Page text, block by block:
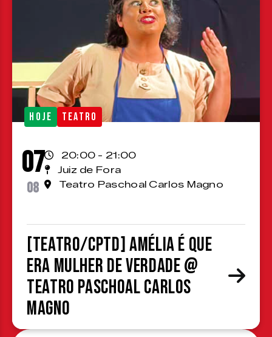
HOJE TEATRO
07
08
20:00 - 21:00
Juiz de Fora
Teatro Paschoal Carlos Magno
[TEATRO/CPTD] Amélia é que
era mulher de verdade @
Teatro Paschoal Carlos
Magno